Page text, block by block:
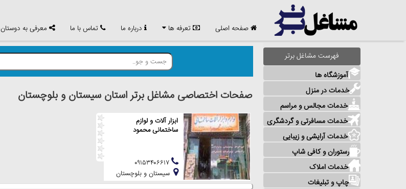
صفحه اصلی تعرفه ها درباره ما تماس با ما معرفی به دوستان
فهرست مشاغل برتر
آموزشگاه ها
خدمات در منزل
خدمات مجالس و مراسم
خدمات مسافرتی و گردشگری
خدمات آرایشی و زیبایی
رستوران و کافی شاپ
خدمات املاک
چاپ و تبلیغات
صفحات اختصاصی مشاغل برتر استان سيستان و بلوچستان
ابزار آلات و لوازم
ساختمانی محمود
سيستان و بلوچستان